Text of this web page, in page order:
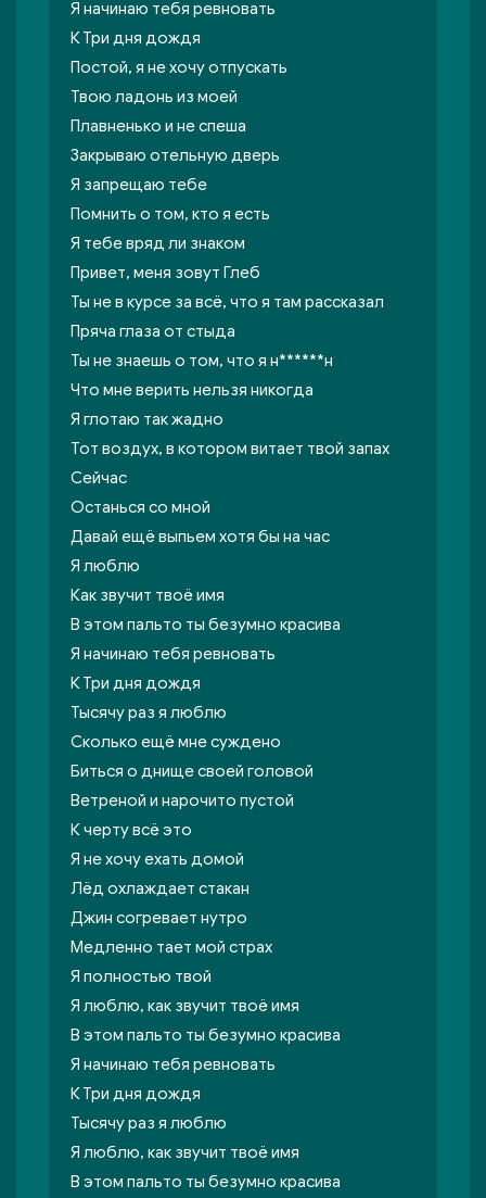
Я начинаю тебя ревновать
К Три дня дождя
Постой, я не хочу отпускать
Твою ладонь из моей
Плавненько и не спеша
Закрываю отельную дверь
Я запрещаю тебе
Помнить о том, кто я есть
Я тебе вряд ли знаком
Привет, меня зовут Глеб
Ты не в курсе за всё, что я там рассказал
Пряча глаза от стыда
Ты не знаешь о том, что я н******н
Что мне верить нельзя никогда
Я глотаю так жадно
Тот воздух, в котором витает твой запах
Сейчас
Останься со мной
Давай ещё выпьем хотя бы на час
Я люблю
Как звучит твоё имя
В этом пальто ты безумно красива
Я начинаю тебя ревновать
К Три дня дождя
Тысячу раз я люблю
Сколько ещё мне суждено
Биться о днище своей головой
Ветреной и нарочито пустой
К черту всё это
Я не хочу ехать домой
Лёд охлаждает стакан
Джин согревает нутро
Медленно тает мой страх
Я полностью твой
Я люблю, как звучит твоё имя
В этом пальто ты безумно красива
Я начинаю тебя ревновать
К Три дня дождя
Тысячу раз я люблю
Я люблю, как звучит твоё имя
В этом пальто ты безумно красива